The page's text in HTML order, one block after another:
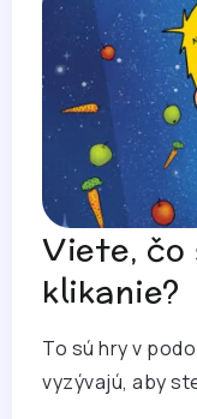
Viete, čo
klikanie?
To sú hry v
vyzývajú, aby